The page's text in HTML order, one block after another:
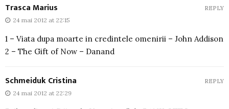
Trasca Marius
24 mai 2012 at 22:15
1 – Viata dupa moarte in credintele omenirii – John Addison
2 – The Gift of Now – Danand
REPLY
Schmeiduk Cristina
24 mai 2012 at 22:29
REPLY